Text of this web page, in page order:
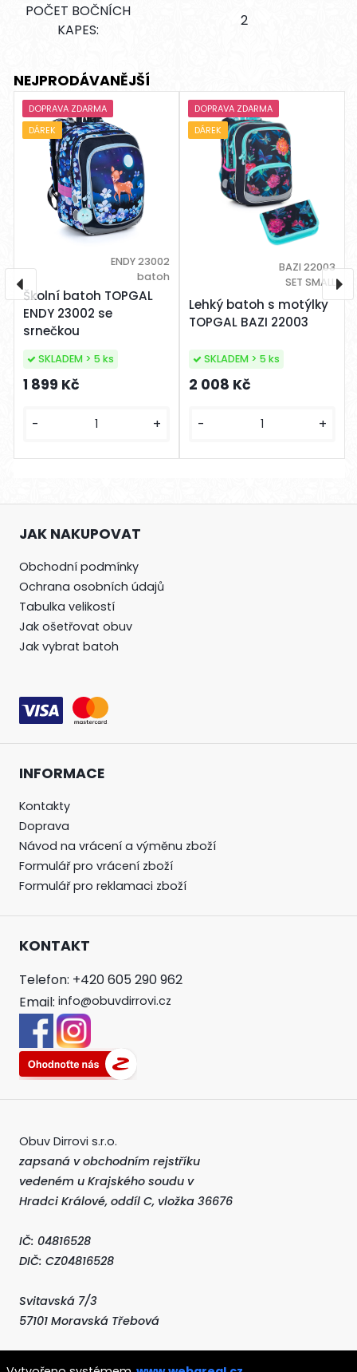
POČET BOČNÍCH
KAPES:
2
NEJPRODÁVANĚJŠÍ
Školní batoh TOPGAL
ENDY 23002 se
srnečkou
ENDY 23002
batoh
1 899 Kč
- +
SKLADEM > 5 ks
DOPRAVA ZDARMA
DÁREK
Lehký batoh s motýlky
TOPGAL BAZI 22003
BAZI 22003
SET SMALL
2 008 Kč
- +
SKLADEM > 5 ks
DOPRAVA ZDARMA
DÁREK
JAK NAKUPOVAT
Obchodní podmínky
Ochrana osobních údajů
Tabulka velikostí
Jak ošetřovat obuv
Jak vybrat batoh
INFORMACE
Kontakty
Doprava
Návod na vrácení a výměnu zboží
Formulář pro vrácení zboží
Formulář pro reklamaci zboží
KONTAKT
Telefon: +420 605 290 962
Email: info@obuvdirrovi.cz
Obuv Dirrovi s.r.o.
zapsaná v obchodním rejstříku
vedeném u Krajského soudu v
Hradci Králové, oddíl C, vložka 36676
IČ: 04816528
DIČ: CZ04816528
Svitavská 7/3
57101 Moravská Třebová